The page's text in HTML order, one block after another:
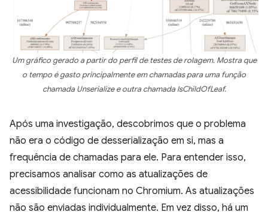
Um gráfico gerado a partir do perfil de testes de rolagem. Mostra que
o tempo é gasto principalmente em chamadas para uma função
chamada Unserialize e outra chamada IsChildOfLeaf.
Após uma investigação, descobrimos que o problema
não era o código de desserialização em si, mas a
frequência de chamadas para ele. Para entender isso,
precisamos analisar como as atualizações de
acessibilidade funcionam no Chromium. As atualizações
não são enviadas individualmente. Em vez disso, há um